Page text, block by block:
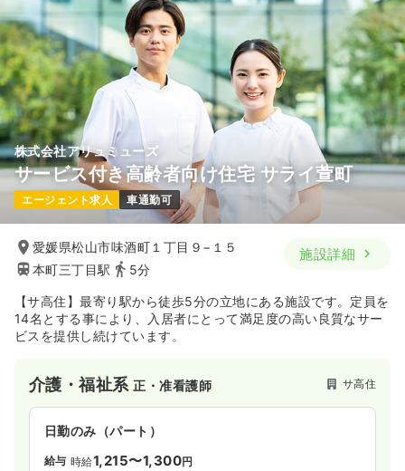
日勤のみ（パート） 一時募集休止
給与 時給1,180〜1,380
時間 8:45～13:00
時給1,300円以上可
気になる 詳細を見る
株式会社アリュミューズ
サービス付き高齢者向け住宅 サライ萱町
エージェント求人 車通勤可
愛媛県松山市味酒町１丁目９−１５
本町三丁目駅
5分
施設詳細
【サ高住】最寄り駅から徒歩5分の立地にある施設です。定員を
14名とする事により、入居者にとって満足度の高い良質なサー
ビスを提供し続けています。
介護・福祉系正・准看護師 サ高住
日勤のみ（パート）
給与 時給1,215〜1,300円